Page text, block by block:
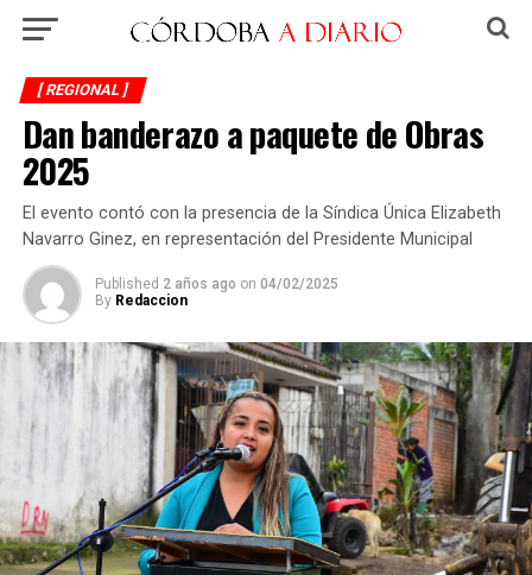
[ REGIONAL ]
Dan banderazo a paquete de Obras
2025
El evento contó con la presencia de la Síndica Única Elizabeth
Navarro Ginez, en representación del Presidente Municipal
Published 2 años ago on 04/02/2025
By Redaccion